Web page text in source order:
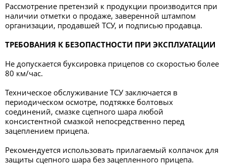
Рассмотрение претензий к продукции производится при
наличии отметки о продаже, заверенной штампом
организации, продавшей ТСУ, и подписью продавца.
ТРЕБОВАНИЯ К БЕЗОПАСТНОСТИ ПРИ ЭКСПЛУАТАЦИИ
Не допускается буксировка прицепов со скоростью более
80 км/час.
Техническое обслуживание ТСУ заключается в
периодическом осмотре, подтяжке болтовых
соединений, смазке сцепного шара любой
консистентной смазкой непосредственно перед
зацеплением прицепа.
Рекомендуется использовать прилагаемый колпачок для
защиты сцепного шара без зацепленного прицепа.